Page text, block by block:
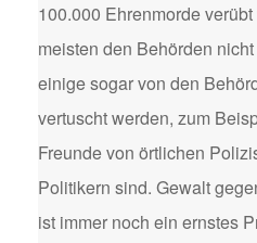
100.000 Ehrenmorde
meisten den Behörden
einige sogar von den
vertuscht werden, zum
Freunde von örtlichen
Politikern sind. Gewalt
ist immer noch ein ernstes